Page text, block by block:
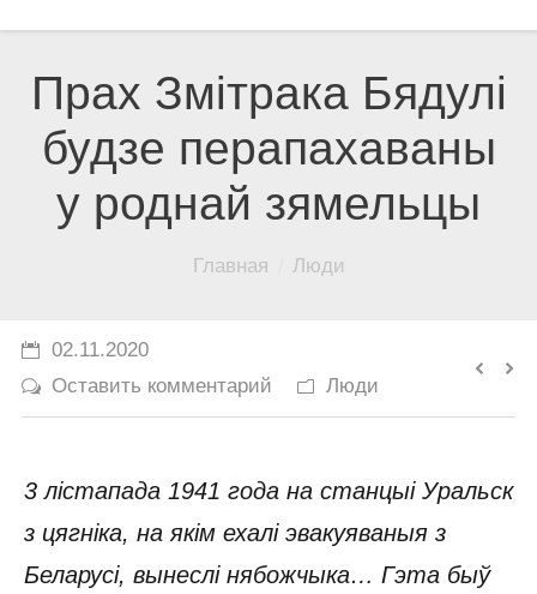
Новости
Культура и Традиции
Хроника
Прах Змітрака Бядулі
будзе перапахаваны
у роднай зямельцы
Главная Люди
02.11.2020
Оставить комментарий
Люди
3 лістапада 1941 года на станцыі Уральск
з цягніка, на якім ехалі эвакуяваныя з
Беларусі, вынеслі нябожчыка… Гэта быў